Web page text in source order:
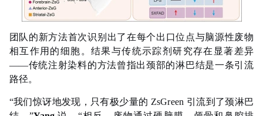
团队的新方法首次识别出了在每个出口位点与脑源性废物
相互作用的细胞。结果与传统示踪剂研究存在显著差异
——传统注射染料的方法曾指出颈部的淋巴结是一条引流
路径。
“我们惊讶地发现，只有极少量的 ZsGreen 引流到了颈淋巴